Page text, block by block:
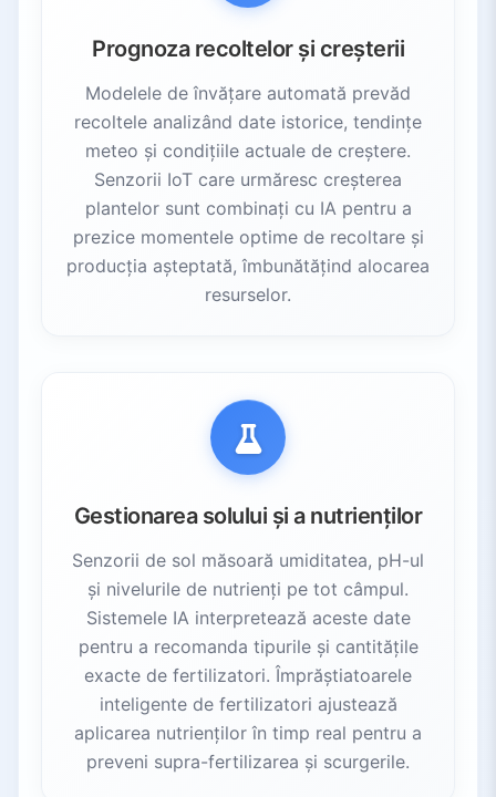
Prognoza recoltelor și creșterii
Modelele de învățare automată prevăd
recoltele analizând date istorice, tendințe
meteo și condițiile actuale de creștere.
Senzorii IoT care urmăresc creșterea
plantelor sunt combinați cu IA pentru a
prezice momentele optime de recoltare și
producția așteptată, îmbunătățind alocarea
resurselor.
Gestionarea solului și a nutrienților
Senzorii de sol măsoară umiditatea, pH-ul
și nivelurile de nutrienți pe tot câmpul.
Sistemele IA interpretează aceste date
pentru a recomanda tipurile și cantitățile
exacte de fertilizatori. Împrăștiatoarele
inteligente de fertilizatori ajustează
aplicarea nutrienților în timp real pentru a
preveni supra-fertilizarea și scurgerile.